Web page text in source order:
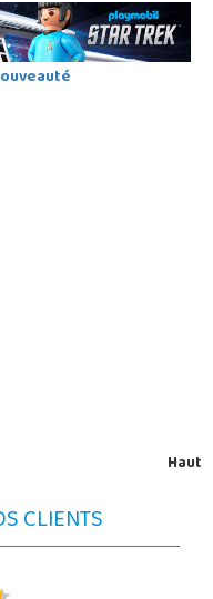
Haut
CLIENTS